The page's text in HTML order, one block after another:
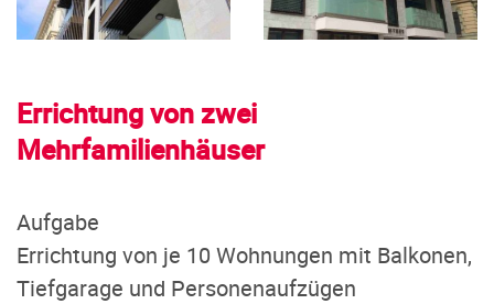
Errichtung von zwei
Mehrfamilienhäuser
Aufgabe
Errichtung von je 10 Wohnungen mit Balkonen,
Tiefgarage und Personenaufzügen